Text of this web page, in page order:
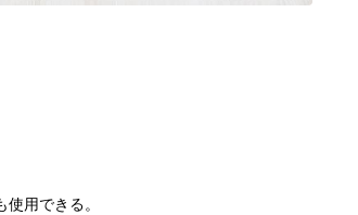
用できる。